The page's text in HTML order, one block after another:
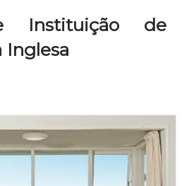
Instituição de
Inglesa